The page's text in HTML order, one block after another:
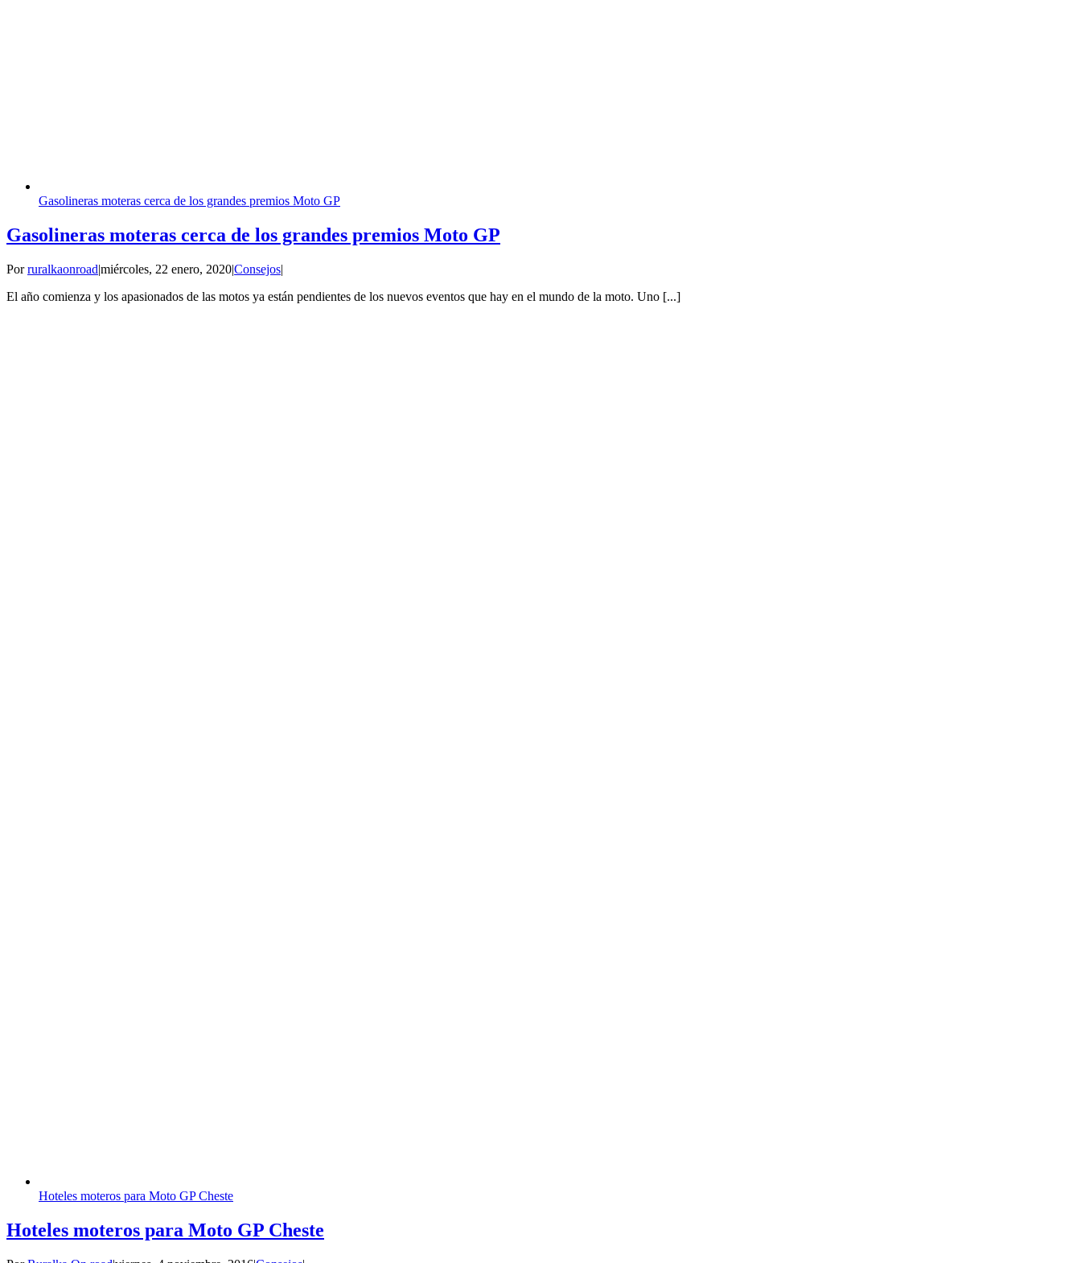
Gasolineras moteras cerca de los grandes premios Moto GP
Gasolineras moteras cerca de los grandes premios Moto GP
Porruralkaonroad|miércoles, 22 enero, 2020|Consejos|
El año comienza y los apasionados de las motos ya están pendientes de los nuevos eventos que hay en el mundo de la moto. Uno [...]
Hoteles moteros para Moto GP Cheste
Hoteles moteros para Moto GP Cheste